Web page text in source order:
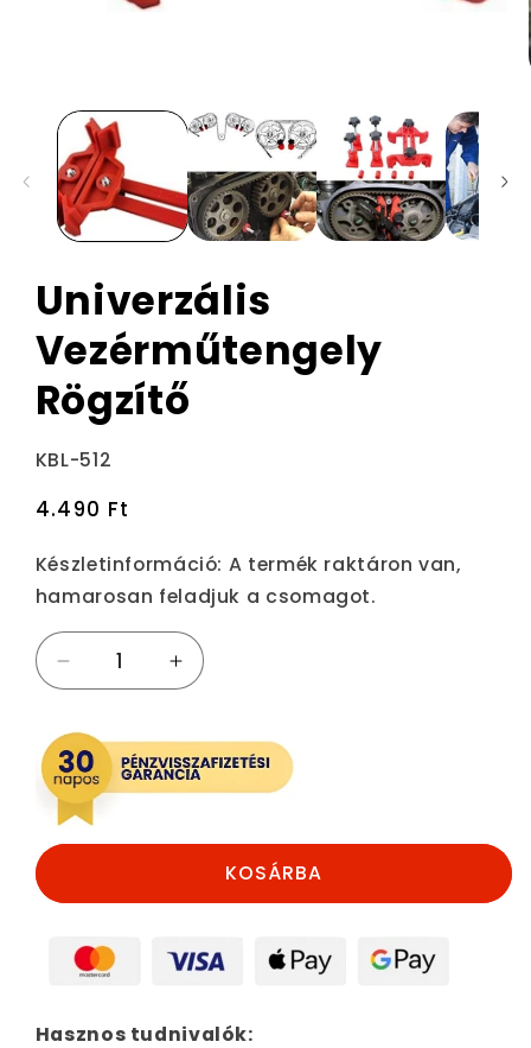
Univerzális
Vezérműtengely
Rögzítő
Termékváltozat:
KBL-512
Normál
4.490 Ft
Készletinformáció: A termék raktáron van,
hamarosan feladjuk a csomagot.
Univerzális
Vezérműtengely
mennyiségének
csökkentése
Univerzális
Vezérműtengely
mennyiségének
növelése
KOSÁRBA
Hasznos tudnivalók: